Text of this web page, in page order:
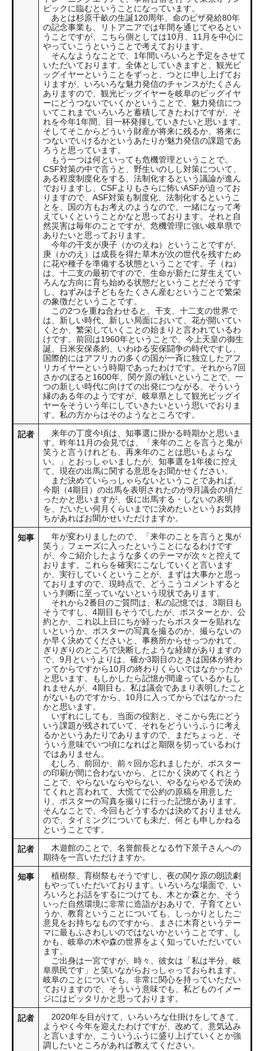
ピックに臨むということになっています。
あとは杉原千畝の生誕120周年、命のビザ発給80年
の記念事業も、リトアニアでは年間を通じてやるとい
うことですが、こちら側としては10月、11月を中心に
やっていこうということで考えております。
そんなようなことで、1年間いろいろと予定をさせて
いただいております。全体としていきますと、観光ビ
ッグイヤーということをずっと、つとに申し上げてお
りますが、いろいろな魅力発信のチャンスがたくさん
ありますので、観光ビッグイヤーを岐阜のビッグイヤ
ーにどうつないでいくかということで、魅力発信につ
いてこれまでいろいろと蓄積してきたわけですが、そ
れを今年1年間、目一杯発揮していきたいと思います。
そしてそこからどういう財産が将来に残るか、将来に
つないでいけるかというあたりが魅力発信の課題であ
ろうと思っています。
もう一つは何といっても危機管理ということで、
CSF対策の中で言うと、野生いのしし対策について、
ある程度制度化をする、法制化するという議論が進ん
でおりますし、CSFよりもさらに怖いASFが迫ってお
りますので、ASF対策も制度化、法制化するというこ
とを、国の方もお考えのようなので、一緒になって考
えていくということかなと思っております。それと自
然災害は毎年のことですが、危機管理に強い岐阜県で
ありたいと思っております。
今年の干支が庚子（かのえね）ということですが、
庚（かのえ）は成長を得た草木が次の世代を残すため
に花や種子を準備する状態ということです。子（ね）
は、十二支の最初ですので、生命が新たに芽生えてい
ろんな方向に育ち始める状態だということだそうです
し、ねずみは子どもをたくさん産むということで繁栄
の象徴だということです。
この2つを重ね合わせると、干支、十二支の世界で
は、新しい時代、新しい局面において、花が開いてい
くとか、繁栄していくことの始まりと言われているわ
けです。前回は1960年ということで、今上天皇の御生
誕、日米安保条約、いわゆる安保闘争の時代ですし、
国際的にはアフリカの多くの国が一斉に独立したアフ
リカイヤーという時期であったわけです。それから7回
さかのぼると1600年、関ケ原の戦いということで、一
つの新しい時代に向けての出発につながる、そういう
縁のある年のようですが、岐阜県として観光ビッグイ
ヤーをそういう年にしていきたいという思いでおりま
す。私の方からはそのようなところです。
記者
来年の丁度今頃は、知事選に掛かる時期かと思いま
す。昨年11月の会見では、「来年のことを言うと鬼が
笑うと言うけれども、再来年のことは思いもよらな
い。」とおっしゃいましたが、知事選を1年後に控え
て、現在の出馬に関する意思をお聞かせください。
まだ決めていらっしゃらないということであれば、
今期（4期目）の出馬を表明されたのが9月議会の頃だ
ったかと思いますが、仮に出馬する・しないの表明
を、だいたい何月くらいまでに決めたいというお気持
ちがあればお聞かせいただけますか。
知事
年が変わりましたので、「来年のことを言うと鬼が
笑う」フェーズに入ったということになるわけです
が、今ご紹介したような多くのテーマが次々と控えて
おります。これらを確実にこなしていくと言います
か、実行していくということが、まずは大事かと思っ
ておりますので、現時点で、どうこうコメントすると
いう判断に至っていないという現状であります。
それから2番目のご質問は、私の記憶では、3期目も
そうですし、4期目もそうでしたが、ポスターとか、公
約とか、これ以上日にちが経ったらポスターを貼れな
いというか、ポスターの写真を撮るのか、撮らないの
か早く決めてくださいと、事務所からせっつかれて、
ぎりぎりのところで決断したような経緯がありますの
で、9月というよりは、確か3期目のときは国体が終わ
ってからですから10月の終わりくらいではなかったか
と思います。もしかしたら記憶が間違っているかもし
れませんが、4期目も、私は議会であまり表明したこと
がないものですから、10月に入ってからではなかった
かと思います。
いずれにしても、当面の役割と、そこから先にどう
いう課題が残されていて、それをどういうふうに考え
るかというあたりでありますので、まだちょっと、そ
ういう意味でいつ頃になればと期限を切っているわけ
ではありません。
むしろ、前回か、前々回か忘れましたが、ポスター
の印刷が間に合わないから、とにかく決めてくれとう
ことで、やらないならやらない、やるならやるで決め
てくれと言われて、大慌てで公約の原稿を用意した
り、ポスターの写真を撮りに行った記憶があります。
そんなことで、今回もどうするかは決めておりません
ので、タイミングについても未だ、何とも申しかねる
ということです。
記者
木遊館のことで、名誉館長となる竹下景子さんへの
期待を一言いただけますか。
知事
植樹祭、育樹祭もそうですし、夜の関ケ原の朗読劇
もやっていただいております。いろいろな場面で、い
ろいろとお話をするにつけても、木とか森とか、そう
いった自然環境に非常に造詣がおありで、子育てとい
うか、教育ということについても、しっかりとしたご
意見をお持ちなものですから、まさに木育というテー
マに最もふさわしいのではないかということです。し
かも、岐阜の木や森の世界をよく知っていただいてい
ます。
ご出身は一宮ですが、時々、彼女は「私は半分、岐
阜県民です」と笑いながらおっしゃっておられます。
岐阜のことについても、非常に関心を持っていただい
ておりますので、そういう意味でも、私どものイメー
ジにはピッタリかと思っております。
記者
2020年を目がけて、いろいろな仕掛けをしてきて、
ようやく今年を迎えたわけですが、改めて、意気込み
と言いますか、こういうふうに盛り上げていくとか強
調したいところがあれば教えてください。